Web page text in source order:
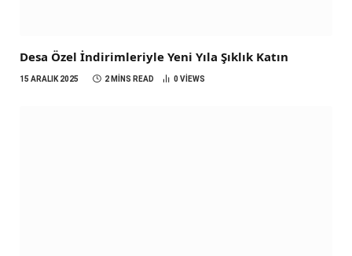
Desa Özel İndirimleriyle Yeni Yıla Şıklık Katın
15 ARALIK 2025 2 MINS READ 0 VIEWS